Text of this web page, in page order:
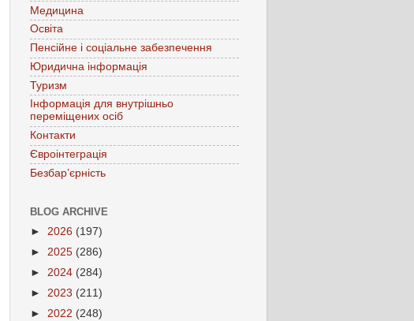
Медицина
Освіта
Пенсійне і соціальне забезпечення
Юридична інформація
Туризм
Інформація для внутрішньо
переміщених осіб
Контакти
Євроінтеграція
Безбар’єрність
BLOG ARCHIVE
► 2026 (197)
► 2025 (286)
► 2024 (284)
► 2023 (211)
► 2022 (248)